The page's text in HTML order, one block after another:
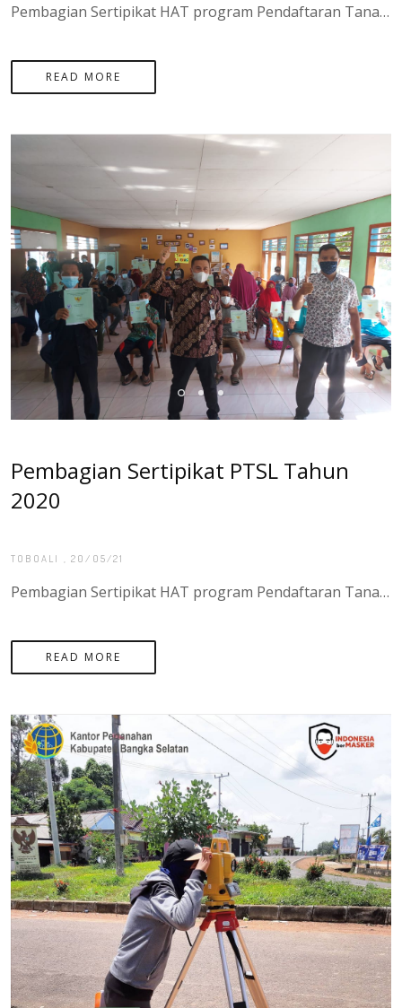
Pembagian Sertipikat HAT program Pendaftaran Tanah Sistematis Lengkap (PTSL) sebanyak 200 Sertipikat di desa Rindik Kecamatan Toboali, Kepulauan Bangka Belitung
READ MORE
Pembagian Sertipikat PTSL Tahun
2020
TOBOALI , 20/05/21
Pembagian Sertipikat HAT program Pendaftaran Tanah Sistematis Lengkap (PTSL) sebanyak 900 Sertipikat di desa Pasir Putih Kecamatan Sadai, Kepulauan Bangka Belitung.
READ MORE